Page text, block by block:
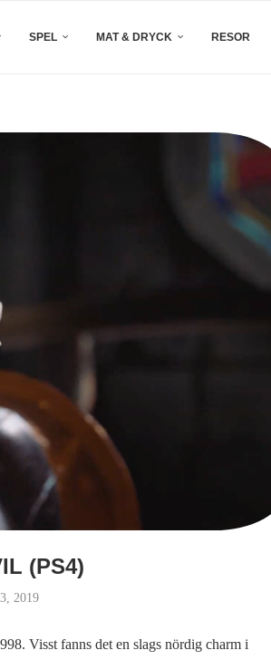
SPEL MAT & DRYCK RESOR
(PS4)
2019
Visst fanns det en slags nördig charm i